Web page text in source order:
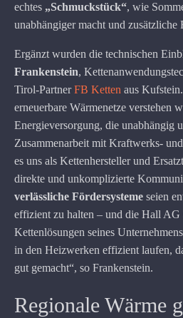
echtes „Schmuckstück“, wie
unabhängiger macht und
Ergänzt wurden die technischen
Frankenstein,
Tirol-PartnerFB Ketten aus
erneuerbare Wärmenetze verstehen
Energieversorgung, die unabhängig
Zusammenarbeit mit Kraftwerks-
es uns als Kettenhersteller und
direkte und unkomplizierte
verlässliche Fördersysteme seien
effizient zu halten – und die Hall AG
Kettenlösungen seines
in den Heizwerken effizient laufen,
gut gemacht“, so Frankenstein.
Regionale Wärme